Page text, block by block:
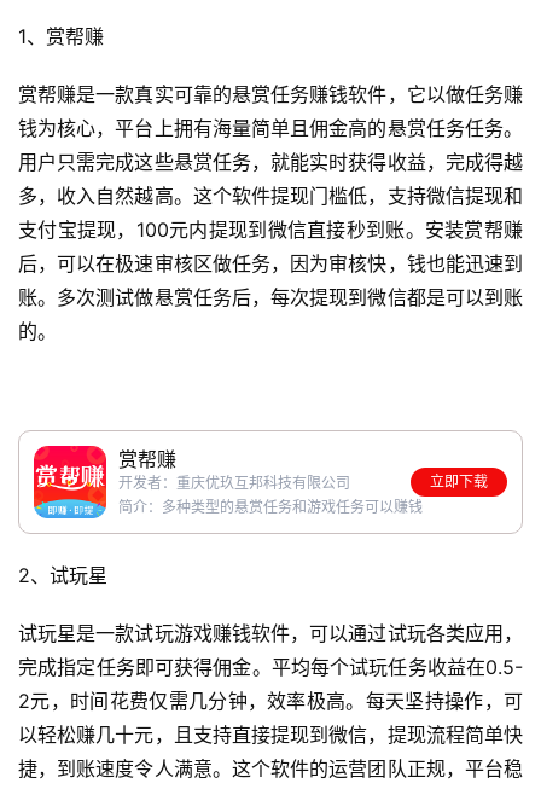
1、赏帮赚
赏帮赚是一款真实可靠的悬赏任务赚钱软件，它以做任务赚
钱为核心，平台上拥有海量简单且佣金高的悬赏任务任务。
用户只需完成这些悬赏任务，就能实时获得收益，完成得越
多，收入自然越高。这个软件提现门槛低，支持微信提现和
支付宝提现，100元内提现到微信直接秒到账。安装赏帮赚
后，可以在极速审核区做任务，因为审核快，钱也能迅速到
账。多次测试做悬赏任务后，每次提现到微信都是可以到账
的。
赏帮赚
开发者：重庆优玖互邦科技有限公司
简介：多种类型的悬赏任务和游戏任务可以赚钱
立即下载
2、试玩星
试玩星是一款试玩游戏赚钱软件，可以通过试玩各类应用，
完成指定任务即可获得佣金。平均每个试玩任务收益在0.5-
2元，时间花费仅需几分钟，效率极高。每天坚持操作，可
以轻松赚几十元，且支持直接提现到微信，提现流程简单快
捷，到账速度令人满意。这个软件的运营团队正规，平台稳